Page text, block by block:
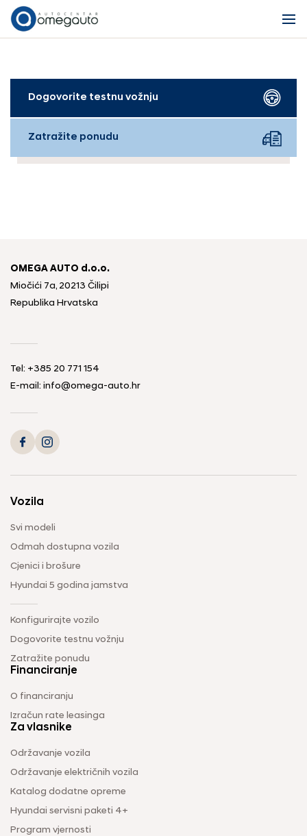
Dogovorite testnu vožnju
Zatražite ponudu
OMEGA AUTO d.o.o.
Miočići 7a, 20213 Čilipi
Republika Hrvatska
Tel: +385 20 771 154
E-mail: info@omega-auto.hr
Vozila
Svi modeli
Odmah dostupna vozila
Cjenici i brošure
Hyundai 5 godina jamstva
Konfigurirajte vozilo
Dogovorite testnu vožnju
Zatražite ponudu
Financiranje
O financiranju
Izračun rate leasinga
Za vlasnike
Održavanje vozila
Održavanje električnih vozila
Katalog dodatne opreme
Hyundai servisni paketi 4+
Program vjernosti